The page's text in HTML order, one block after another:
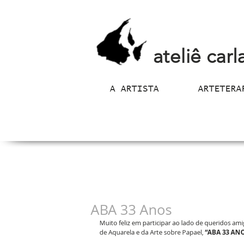
ateliê
A ARTISTA
ABA 33 Anos
Muito feliz em participar ao lado de queridos
de Aquarela e da Arte sobre Papael, “ABA 33